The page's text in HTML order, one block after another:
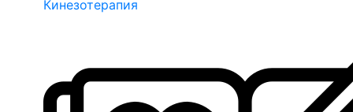
Кинезотерапия